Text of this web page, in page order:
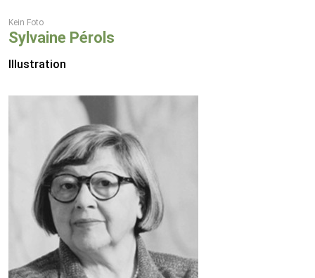
Kein Foto
Sylvaine Pérols
Illustration